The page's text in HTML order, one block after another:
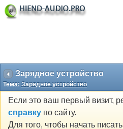
Зарядное устройство
Тема: Зарядное устройство
Если это ваш первый визит,
справку по сайту.
Для того, чтобы начать